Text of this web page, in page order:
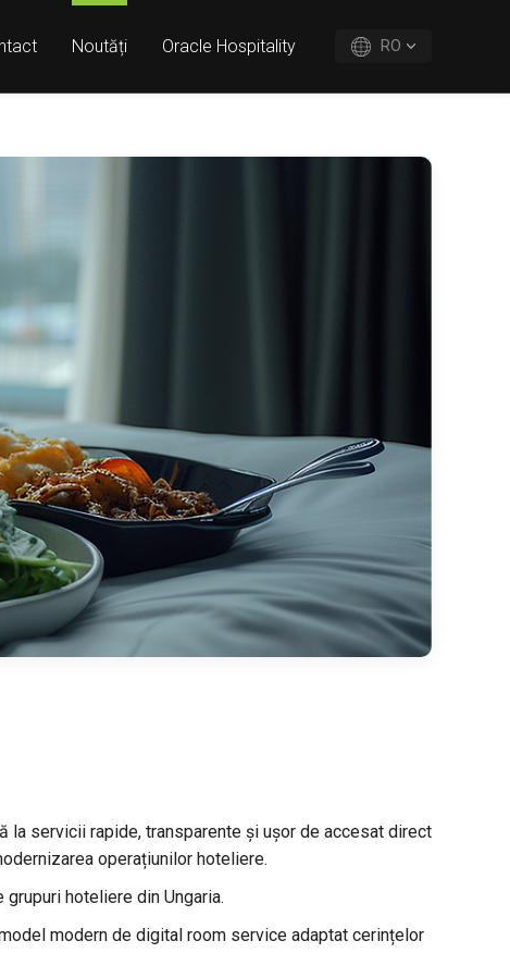
Noutăți Oracle Hospitality RO
servicii rapide, transparente și ușor de accesat direct
operațiunilor hoteliere.
hoteliere din Ungaria.
modern de digital room service adaptat cerințelor